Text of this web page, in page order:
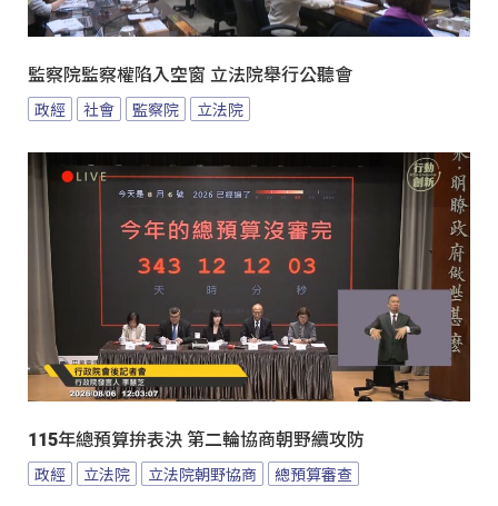
監察院監察權陷入空窗 立法院舉行公聽會
政經 社會 監察院 立法院
115年總預算拚表決 第二輪協商朝野續攻防
政經 立法院 立法院朝野協商 總預算審查